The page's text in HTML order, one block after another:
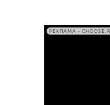
РЕКЛАМА •